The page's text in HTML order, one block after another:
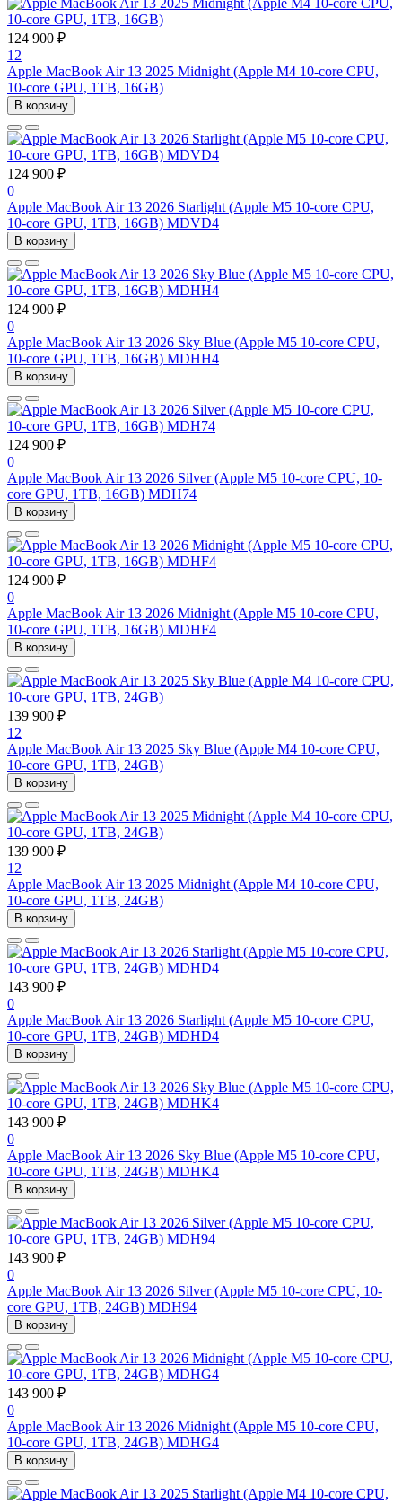
124 900 ₽
12
Apple MacBook Air 13 2025 Midnight (Apple M4 10-core CPU,
10-core GPU, 1TB, 16GB)
В корзину
124 900 ₽
0
Apple MacBook Air 13 2026 Starlight (Apple M5 10-core CPU,
10-core GPU, 1TB, 16GB) MDVD4
В корзину
124 900 ₽
0
Apple MacBook Air 13 2026 Sky Blue (Apple M5 10-core CPU,
10-core GPU, 1TB, 16GB) MDHH4
В корзину
124 900 ₽
0
Apple MacBook Air 13 2026 Silver (Apple M5 10-core CPU, 10-
core GPU, 1TB, 16GB) MDH74
В корзину
124 900 ₽
0
Apple MacBook Air 13 2026 Midnight (Apple M5 10-core CPU,
10-core GPU, 1TB, 16GB) MDHF4
В корзину
139 900 ₽
12
Apple MacBook Air 13 2025 Sky Blue (Apple M4 10-core CPU,
10-core GPU, 1TB, 24GB)
В корзину
139 900 ₽
12
Apple MacBook Air 13 2025 Midnight (Apple M4 10-core CPU,
10-core GPU, 1TB, 24GB)
В корзину
143 900 ₽
0
Apple MacBook Air 13 2026 Starlight (Apple M5 10-core CPU,
10-core GPU, 1TB, 24GB) MDHD4
В корзину
143 900 ₽
0
Apple MacBook Air 13 2026 Sky Blue (Apple M5 10-core CPU,
10-core GPU, 1TB, 24GB) MDHK4
В корзину
143 900 ₽
0
Apple MacBook Air 13 2026 Silver (Apple M5 10-core CPU, 10-
core GPU, 1TB, 24GB) MDH94
В корзину
143 900 ₽
0
Apple MacBook Air 13 2026 Midnight (Apple M5 10-core CPU,
10-core GPU, 1TB, 24GB) MDHG4
В корзину